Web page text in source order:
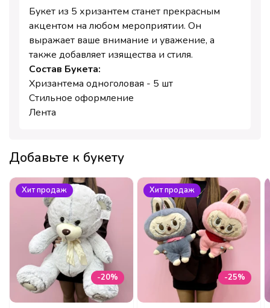
Букет из 5 хризантем станет прекрасным
акцентом на любом мероприятии. Он
выражает ваше внимание и уважение, а
также добавляет изящества и стиля.
Состав Букета:
Хризантема одноголовая - 5 шт
Стильное оформление
Лента
Добавьте к букету
Хит продаж
-20%
Хит продаж
-25%